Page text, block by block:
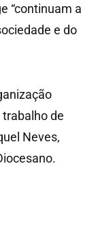
“continuam a
e do
de
Neves,